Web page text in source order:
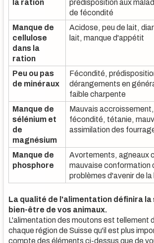
la ration
prédisposition aux
de fécondité
Manque de
cellulose
dans la
ration
Acidose, peu de lait,
lait, manque d'appétit
Peu ou pas
de minéraux
Fécondité,
dérangements en
faible charpente
Manque de
sélénium et
de
magnésium
Mauvais
fécondité, tétanie,
assimilation des
Manque de
phosphore
Avortements, agneaux
mauvaise conformation
problèmes d'avenir de
La qualité de l'alimentation définira la
bien-être de vos animaux.
L'alimentation des moutons est tellement
chaque région de Suisse qu'il est plus
compte des éléments ci-dessus que de